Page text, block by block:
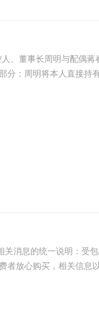
、董事长周明与配偶
：周明将本人直接持
消息的统一说明：受